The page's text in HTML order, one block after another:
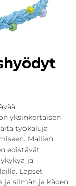
yksinkertaisen
työkaluja
Mallien
edistävät
ja
Lapset
silmän ja käden